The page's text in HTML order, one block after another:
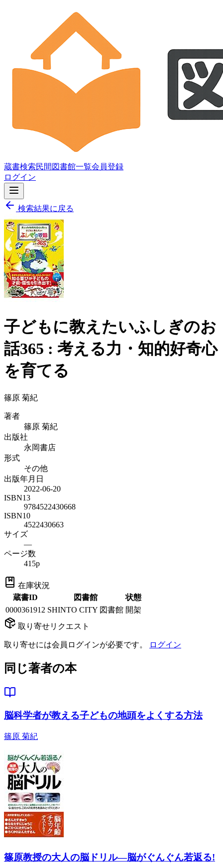
蔵書検索民間図書館一覧会員登録
ログイン
検索結果に戻る
子どもに教えたいふしぎのお
話365 : 考える力・知的好奇心
を育てる
篠原 菊紀
著者
篠原 菊紀
出版社
永岡書店
形式
その他
出版年月日
2022-06-20
ISBN13
9784522430668
ISBN10
4522430663
サイズ
—
ページ数
415p
在庫状況
蔵書ID
図書館
状態
0000361912 SHINTO CITY 図書館 開架
取り寄せリクエスト
取り寄せには会員ログインが必要です。 ログイン
同じ著者の本
脳科学者が教える子どもの地頭をよくする方法
篠原 菊紀
篠原教授の大人の脳ドリル―脳がぐんぐん若返る!